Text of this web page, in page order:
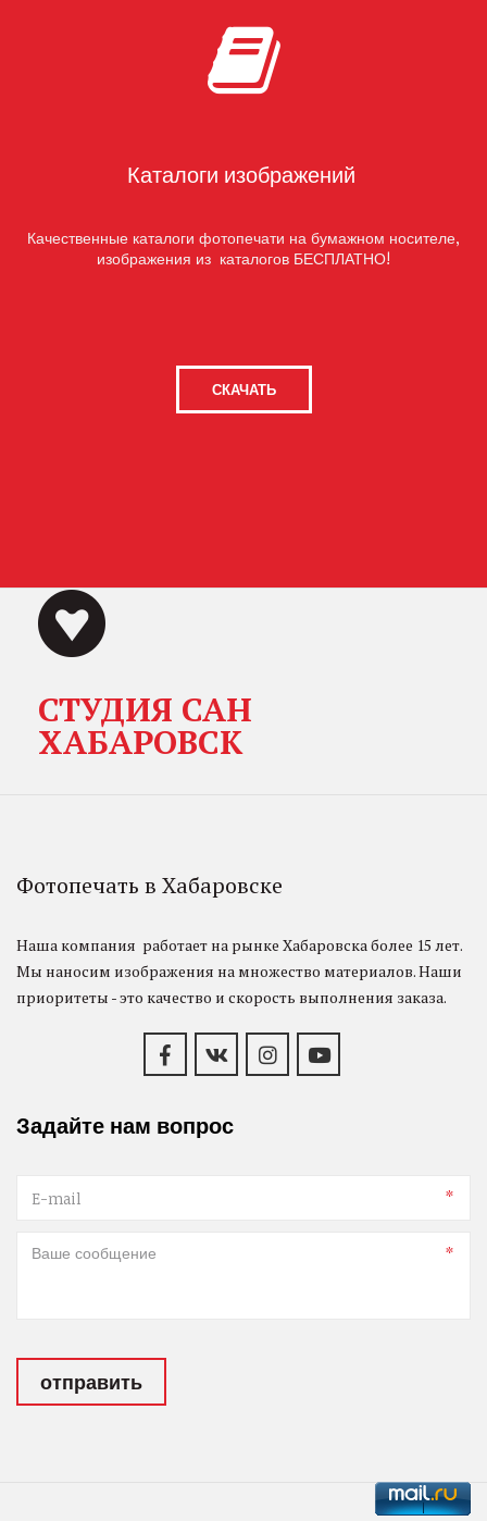
Каталоги изображений
Качественные каталоги фотопечати на бумажном носителе,
изображения из каталогов БЕСПЛАТНО!
СКАЧАТЬ
СТУДИЯ САН
ХАБАРОВСК
Фотопечать в Хабаровске
Наша компания  работает на рынке Хабаровска более 15 лет.
Мы наносим изображения на множество материалов. Наши
приоритеты - это качество и скорость выполнения заказа.
Задайте нам вопрос
*
*
отправить